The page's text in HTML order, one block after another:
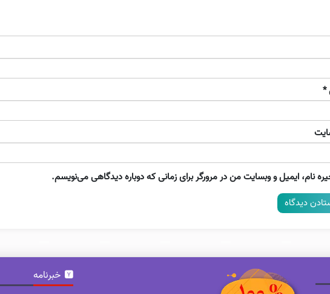
*
نام، ایمیل و وبسایت من در مرورگر برای زمانی که دوباره دیدگاهی می‌نویسم.
خبرنامه